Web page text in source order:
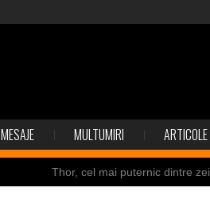
MESAJE MULTUMIRI ARTICOLE
Thor, cel mai puternic dintre zei